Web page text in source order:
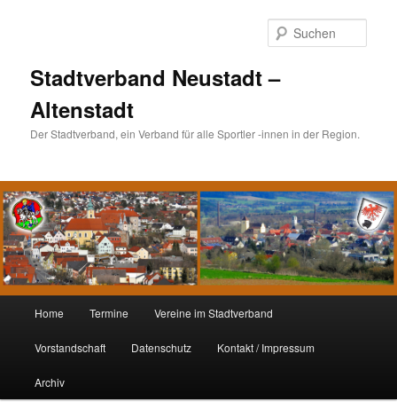
Stadtverband Neustadt –
Altenstadt
Der Stadtverband, ein Verband für alle Sportler -innen in der Region.
Zum
Inhalt
wechseln
Zum
sekundären
Inhalt
Home Termine Vereine im Stadtverband
Vorstandschaft Datenschutz Kontakt / Impressum
Archiv